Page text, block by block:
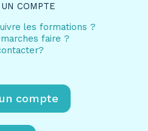
COMPTE
les formations ?
faire ?
compte